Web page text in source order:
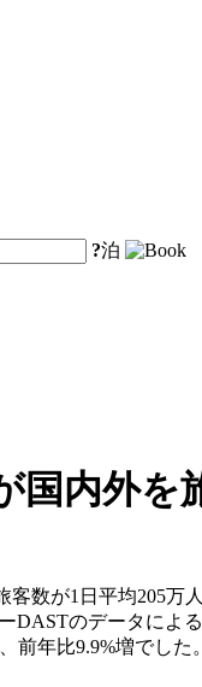
?泊
国内外を
数が1日平均205
のデータに
前年比9.9%増でした。